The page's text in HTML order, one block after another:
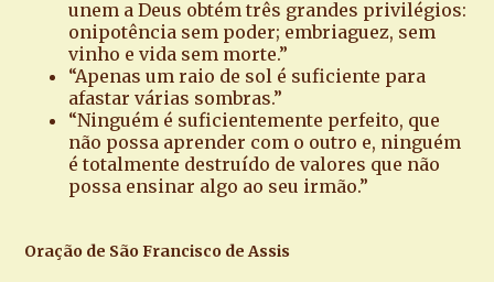
unem a Deus obtém três grandes privilégios:
onipotência sem poder; embriaguez, sem
vinho e vida sem morte.”
“Apenas um raio de sol é suficiente para
afastar várias sombras.”
“Ninguém é suficientemente perfeito, que
não possa aprender com o outro e, ninguém
é totalmente destruído de valores que não
possa ensinar algo ao seu irmão.”
Oração de São Francisco de Assis